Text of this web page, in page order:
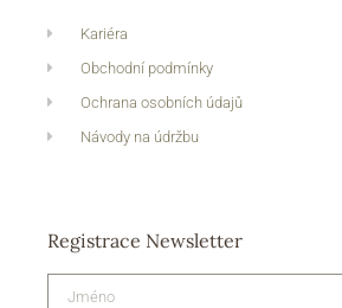
Kariéra
Obchodní podmínky
Ochrana osobních údajů
Návody na údržbu
Registrace Newsletter